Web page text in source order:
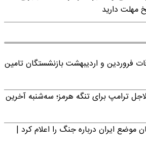
مهلت دارید
فروردین و اردیبهشت بازنشستگان تامین
ترامپ برای تنگه هرمز؛ سه‌شنبه آخرین
ایران درباره جنگ را اعلام کرد |